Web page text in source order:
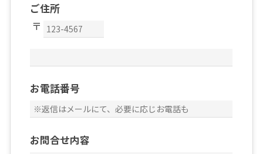
ご住所
お電話番号
お問合せ内容